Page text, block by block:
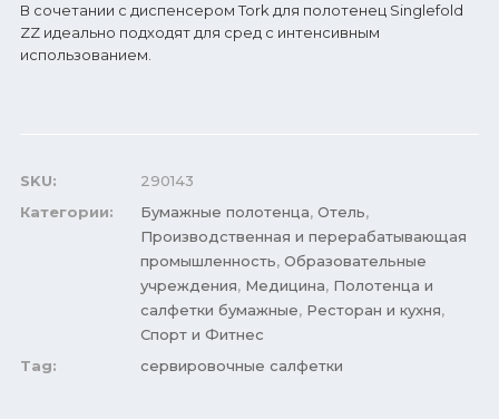
В сочетании с диспенсером Tork для полотенец Singlefold
ZZ идеально подходят для сред с интенсивным
использованием.
SKU:
290143
Категории:
Бумажные полотенца, Отель,
Производственная и перерабатывающая
промышленность, Образовательные
учреждения, Медицина, Полотенца и
салфетки бумажные, Ресторан и кухня,
Спорт и Фитнес
Tag:
cервировочные салфетки